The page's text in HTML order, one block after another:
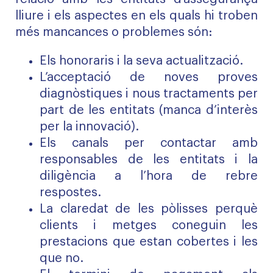
lliure i els aspectes en els quals hi troben
més mancances o problemes són:
Els honoraris i la seva actualització.
L’acceptació de noves proves
diagnòstiques i nous tractaments per
part de les entitats (manca d’interès
per la innovació).
Els canals per contactar amb
responsables de les entitats i la
diligència a l’hora de rebre
respostes.
La claredat de les pòlisses perquè
clients i metges coneguin les
prestacions que estan cobertes i les
que no.